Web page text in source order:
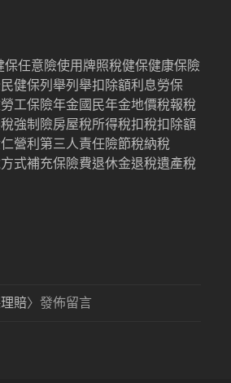
保任意險使用牌照稅健保健康保險
健保列舉列舉扣除額利息勞保
勞工保險年金國民年金地價稅報稅
強制險房屋稅所得稅扣稅扣除額
營利 第三人責任險節稅納稅
式補充保險費退休金退稅遺產稅
賠〉發佈留言